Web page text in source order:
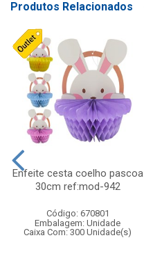
Produtos Relacionados
Enfeite cesta coelho pascoa
30cm ref:mod-942
Código: 670801
Embalagem: Unidade
Caixa Com: 300 Unidade(s)